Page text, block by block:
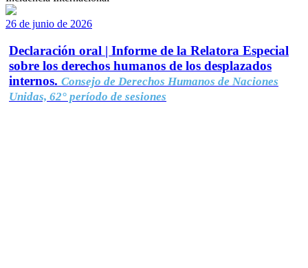
26 de junio de 2026
Declaración oral | Informe de la Relatora Especial
sobre los derechos humanos de los desplazados
internos. Consejo de Derechos Humanos de Naciones
Unidas, 62° período de sesiones